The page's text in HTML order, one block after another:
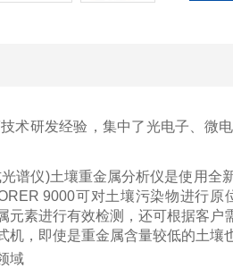
术研发经验，集中了光电子、微
谱仪)土壤重金属分析仪是使用
9000可对土壤污染物进行
元素进行有效检测，还可根据客
机，即使是重金属含量较低的土壤
域